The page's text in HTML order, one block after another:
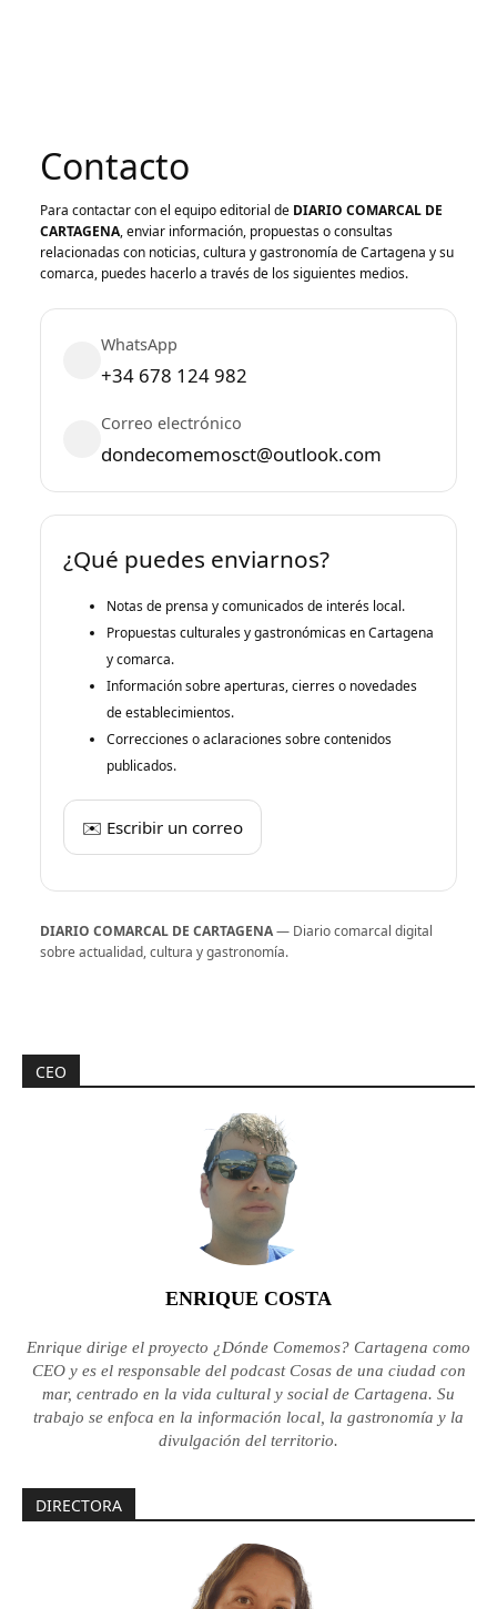
Contacto
Para contactar con el equipo editorial de DIARIO COMARCAL DE
CARTAGENA, enviar información, propuestas o consultas
relacionadas con noticias, cultura y gastronomía de Cartagena y su
comarca, puedes hacerlo a través de los siguientes medios.
WhatsApp
+34 678 124 982
Correo electrónico
dondecomemosct@outlook.com
¿Qué puedes enviarnos?
Notas de prensa y comunicados de interés local.
Propuestas culturales y gastronómicas en Cartagena
y comarca.
Información sobre aperturas, cierres o novedades
de establecimientos.
Correcciones o aclaraciones sobre contenidos
publicados.
✉️ Escribir un correo
DIARIO COMARCAL DE CARTAGENA— Diario comarcal digital
sobre actualidad, cultura y gastronomía.
CEO
ENRIQUE COSTA
Enrique dirige el proyecto ¿Dónde Comemos? Cartagena como
CEO y es el responsable del podcast Cosas de una ciudad con
mar, centrado en la vida cultural y social de Cartagena. Su
trabajo se enfoca en la información local, la gastronomía y la
divulgación del territorio.
DIRECTORA